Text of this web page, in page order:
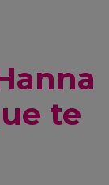
te